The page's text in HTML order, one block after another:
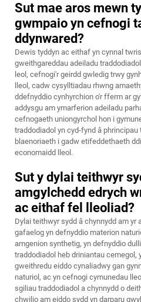
Sut mae aros mewn
gwmpaio yn cefnogi
ddynwared?
Dewis tyddyn ac eithaf yn cynnal
gweithgareddau adeiladu
leol, cefnogi'r geirdd gwledig trwy
lleol, cadw cysylltiadau rhwng
ddefnyddio cynhyrchion o'r fferm ar
addysgu am ymarferion adeiladu
cefnogaeth uniongyrchol hon i
traddodiadol yn cyd-fynd â
blaenoriaeth i gadw etifeddethaeth
economaidd lleol.
Sut y dylai teithwyr
amgylchedd edrych
ac eithaf fel lleoliad?
Dylai teithwyr sydd â chynnydd am yr
gafaelog yn defnyddio materion
amgenion synthetig, yn defnyddio
traddodiadol heb driniantau cemegol,
gweithredu eiddo cynaliadwy gan
naturiol, ac yn cefnogi cymunedau
sgiliau traddodiadol a chynnydd o
chwilio am eiddo sydd yn darparu